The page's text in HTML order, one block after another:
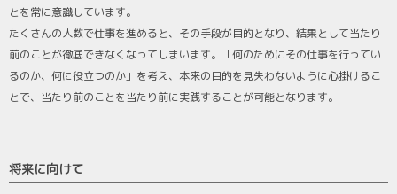
とを常に意識しています。
たくさんの人数で仕事を進めると、その手段が目的となり、結果として当たり
前のことが徹底できなくなってしまいます。「何のためにその仕事を行ってい
るのか、何に役立つのか」を考え、本来の目的を見失わないように心掛けるこ
とで、当たり前のことを当たり前に実践することが可能となります。
将来に向けて